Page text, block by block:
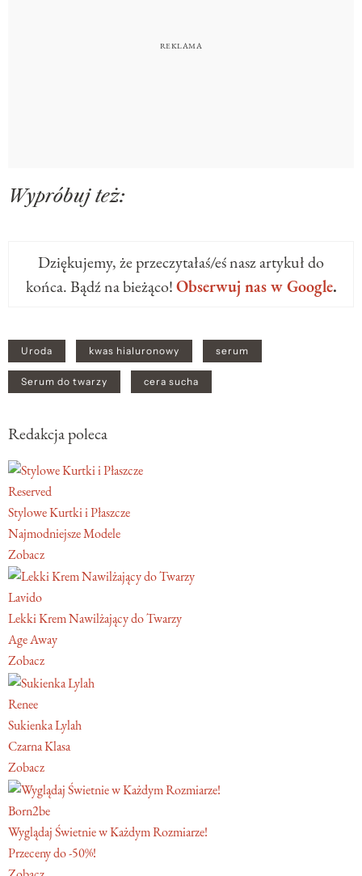
Wypróbuj też:
Dziękujemy, że przeczytałaś/eś nasz artykuł do
końca. Bądź na bieżąco!Obserwuj nas w Google.
Uroda kwas hialuronowy serum
Serum do twarzy cera sucha
Redakcja poleca
Reserved
Stylowe Kurtki i Płaszcze
Najmodniejsze Modele
Zobacz
Lavido
Lekki Krem Nawilżający do Twarzy
Age Away
Zobacz
Renee
Sukienka Lylah
Czarna Klasa
Zobacz
Born2be
Wyglądaj Świetnie w Każdym Rozmiarze!
Przeceny do -50%!